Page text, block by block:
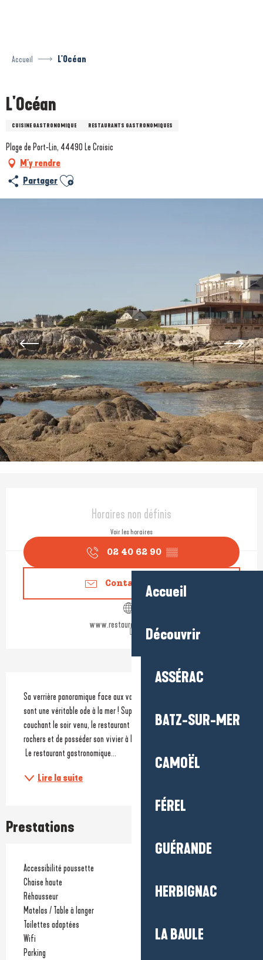
Accueil
Découvrir
ASSÉRAC
BATZ-SUR-MER
CAMOËL
FÉREL
GUÉRANDE
HERBIGNAC
LA BAULE
Accueil L'Océan
L'Océan
CUISINE GASTRONOMIQUE RESTAURANTS GASTRONOMIQUES
Plage de Port-Lin, 44490 Le Croisic
M'y rendre
Partager Ajouter aux favoris
Ouverture et coordonnées
Horaires non définis
Voir les horaires
02 40 62 90 ▒▒
Contactez-nous
www.restaurantlocean.com
Description
Sa verrière panoramique face aux vagues et sa table gastronomique
sont une véritable ode à la mer ! Superbement illuminé par le soleil
couchant le soir venu, le restaurant s'offre le luxe de se poser sur les
rochers et de posséder son vivier à langoustes et crustacés.
Le restaurant gastronomique...
Lire la suite
Prestations
Accessibilité poussette
Chaise haute
Réhausseur
Matelas / Table à langer
Toilettes adaptées
Wifi
Parking